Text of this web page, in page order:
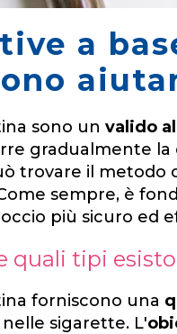
a
sono un valido
gradualmente la
trovare il metodo
sempre, è
più sicuro ed
quali tipi
forniscono una
sigarette. L'